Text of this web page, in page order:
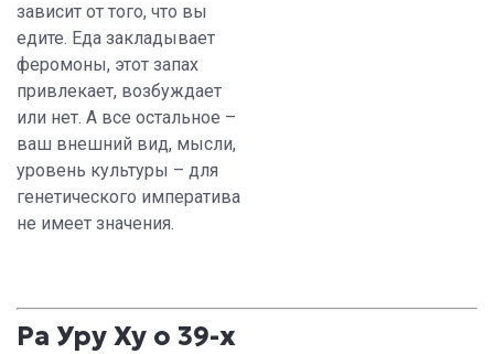
зависит от того, что вы
едите. Еда закладывает
феромоны, этот запах
привлекает, возбуждает
или нет. А все остальное –
ваш внешний вид, мысли,
уровень культуры – для
генетического императива
не имеет значения.
Ра Уру Ху о 39-х